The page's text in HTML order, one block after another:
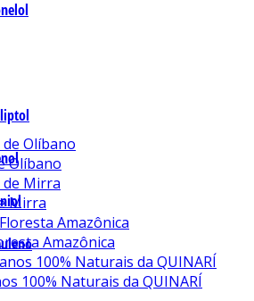
Olíbano
Mirra
Amazônica
100% Naturais da QUINARÍ